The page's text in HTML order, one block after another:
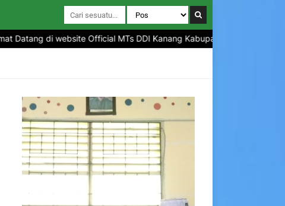
Datang di website Official MTs DDI Kanang Kabupaten Polewali Mandar